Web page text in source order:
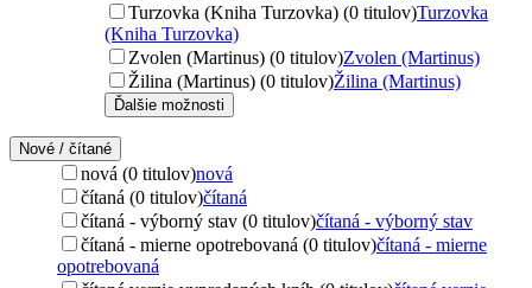
Turzovka (Kniha Turzovka) (0 titulov)Turzovka
(Kniha Turzovka)
Zvolen (Martinus) (0 titulov)Zvolen (Martinus)
Žilina (Martinus) (0 titulov)Žilina (Martinus)
Ďalšie možnosti
Nové / čítané
nová (0 titulov)nová
čítaná (0 titulov)čítaná
čítaná - výborný stav (0 titulov)čítaná - výborný stav
čítaná - mierne opotrebovaná (0 titulov)čítaná - mierne
opotrebovaná